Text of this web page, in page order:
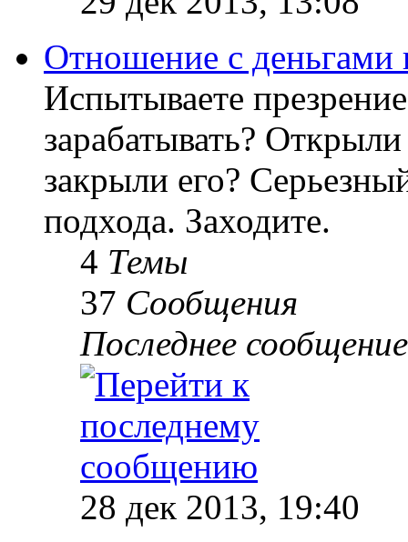
Отношение с деньгами
Испытываете
зарабатывать?
закрыли его?
подхода. Заходите.
4 Темы
37 Сообщения
Последнее сообщение
28 дек 2013, 19:40